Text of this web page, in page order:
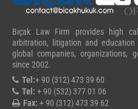
Bıçak Law Firm provides high
arbitration, litigation and
global companies, organizations,
since 2002.
Tel:+ 90 (312) 473 39 60
Tel: + 90 (532) 377 01 06
Fax: + 90 (312) 473 39 62